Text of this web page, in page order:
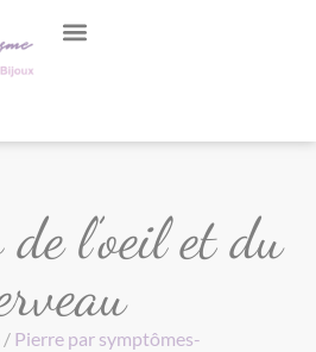
l’oeil et du
/ Pierre par symptômes-